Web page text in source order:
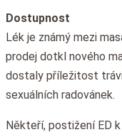
Dostupnost
Lék je známý mezi
prodej dotkl nového
dostaly příležitost
sexuálních radovánek.
Někteří, postižení ED